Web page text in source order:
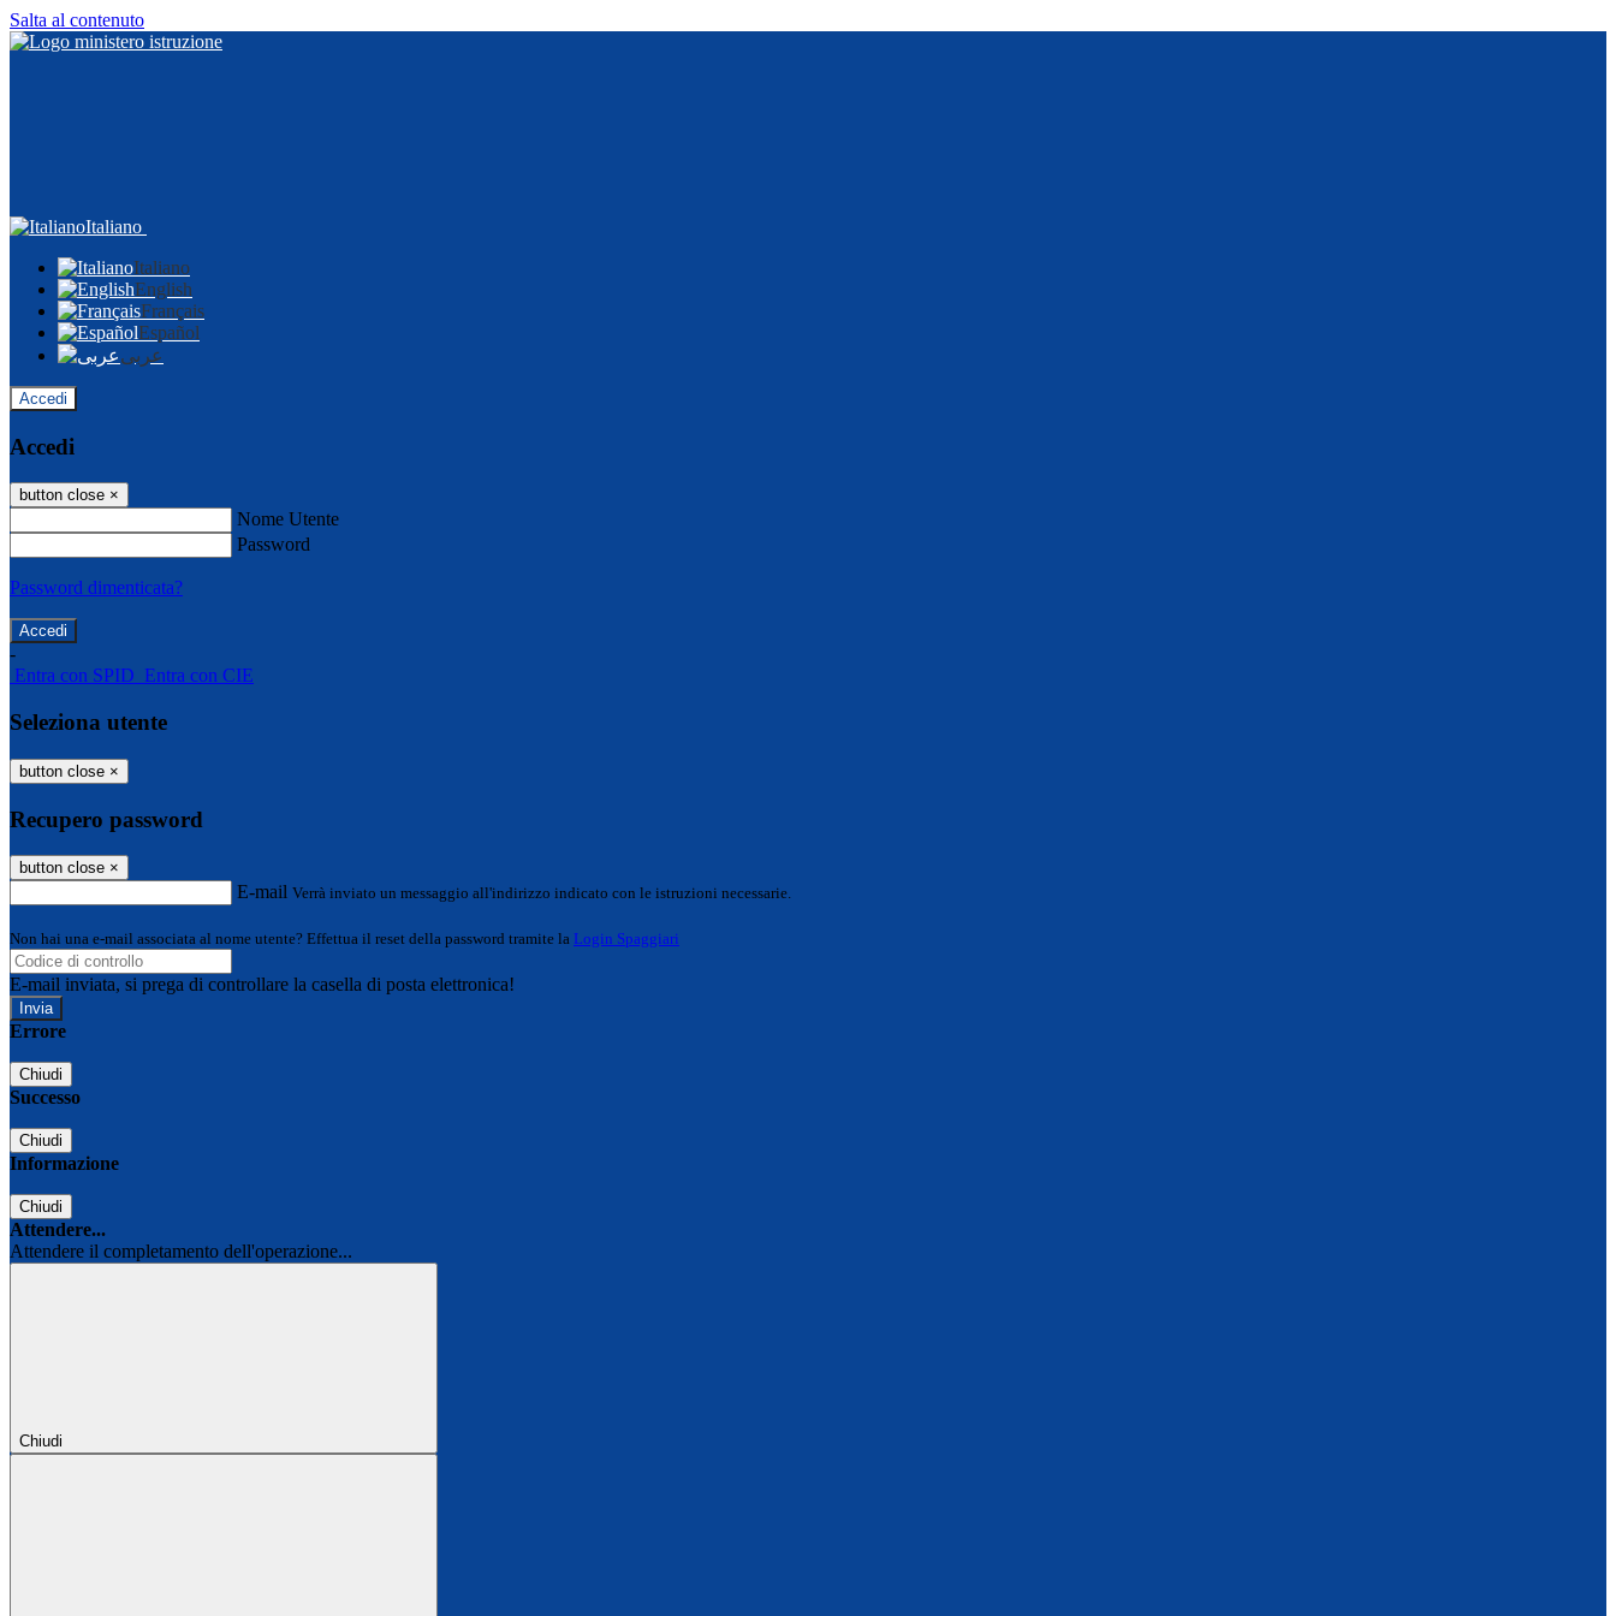
Salta al contenuto
Italiano
Italiano
English
Français
Español
عربى
Accedi
Accedi
button close ×
Nome Utente
Password
Password dimenticata?
-
Entra con SPID Entra con CIE
Seleziona utente
button close ×
Recupero password
button close ×
E-mail Verrà inviato un messaggio all'indirizzo indicato con le istruzioni necessarie.
Non hai una e-mail associata al nome utente? Effettua il reset della password tramite la Login Spaggiari
E-mail inviata, si prega di controllare la casella di posta elettronica!
Errore
Chiudi
Successo
Chiudi
Informazione
Chiudi
Attendere...
Attendere il completamento dell'operazione...
Chiudi